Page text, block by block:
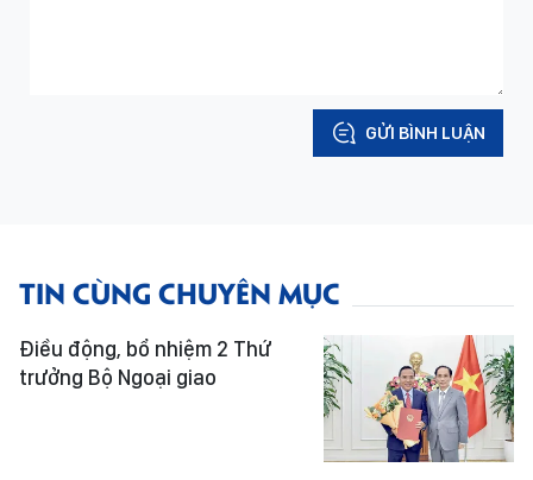
GỬI BÌNH LUẬN
TIN CÙNG CHUYÊN MỤC
Điều động, bổ nhiệm 2 Thứ
trưởng Bộ Ngoại giao